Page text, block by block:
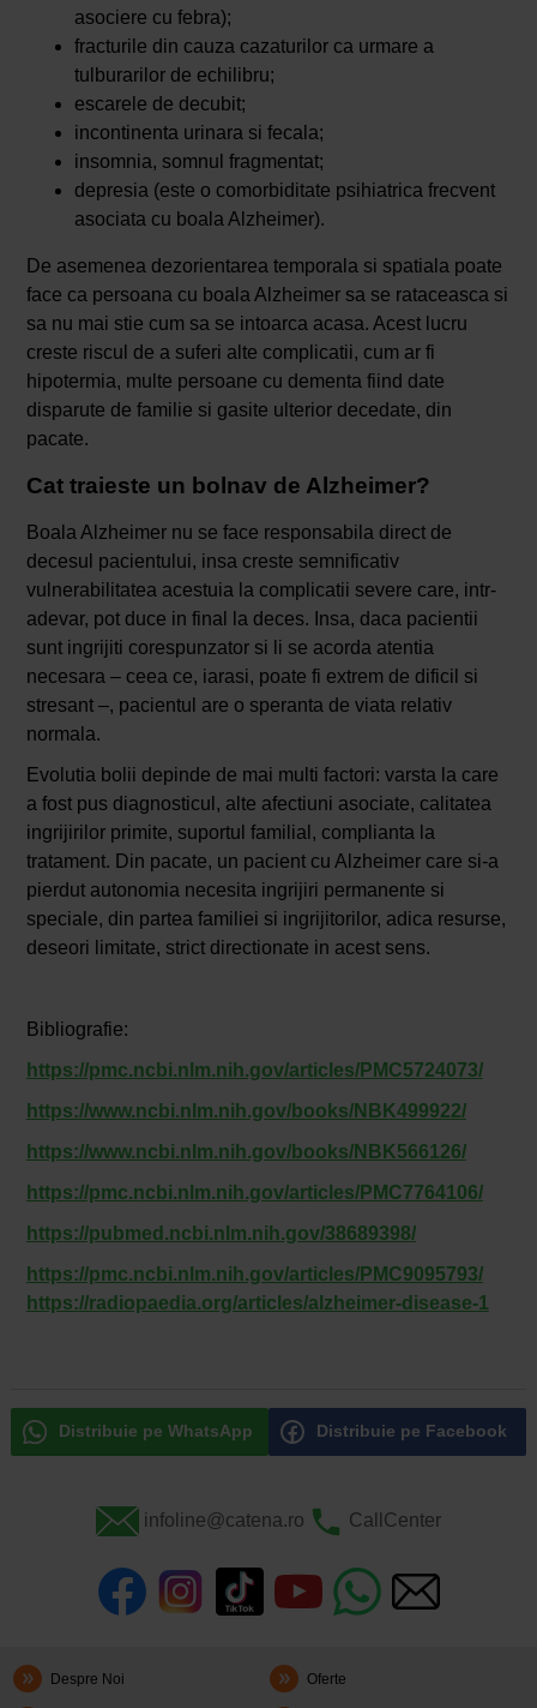
asociere cu febra);
fracturile din cauza cazaturilor ca urmare a
tulburarilor de echilibru;
escarele de decubit;
incontinenta urinara si fecala;
insomnia, somnul fragmentat;
depresia (este o comorbiditate psihiatrica frecvent
asociata cu boala Alzheimer).
De asemenea dezorientarea temporala si spatiala poate
face ca persoana cu boala Alzheimer sa se rataceasca si
sa nu mai stie cum sa se intoarca acasa. Acest lucru
creste riscul de a suferi alte complicatii, cum ar fi
hipotermia, multe persoane cu dementa fiind date
disparute de familie si gasite ulterior decedate, din
pacate.
Cat traieste un bolnav de Alzheimer?
Boala Alzheimer nu se face responsabila direct de
decesul pacientului, insa creste semnificativ
vulnerabilitatea acestuia la complicatii severe care, intr-
adevar, pot duce in final la deces. Insa, daca pacientii
sunt ingrijiti corespunzator si li se acorda atentia
necesara – ceea ce, iarasi, poate fi extrem de dificil si
stresant –, pacientul are o speranta de viata relativ
normala.
Evolutia bolii depinde de mai multi factori: varsta la care
a fost pus diagnosticul, alte afectiuni asociate, calitatea
ingrijirilor primite, suportul familial, complianta la
tratament. Din pacate, un pacient cu Alzheimer care si-a
pierdut autonomia necesita ingrijiri permanente si
speciale, din partea familiei si ingrijitorilor, adica resurse,
deseori limitate, strict directionate in acest sens.
Bibliografie:
https://pmc.ncbi.nlm.nih.gov/articles/PMC5724073/
https://www.ncbi.nlm.nih.gov/books/NBK499922/
https://www.ncbi.nlm.nih.gov/books/NBK566126/
https://pmc.ncbi.nlm.nih.gov/articles/PMC7764106/
https://pubmed.ncbi.nlm.nih.gov/38689398/
https://pmc.ncbi.nlm.nih.gov/articles/PMC9095793/
https://radiopaedia.org/articles/alzheimer-disease-1
Distribuie pe WhatsApp Distribuie pe Facebook
infoline@catena.ro CallCenter
Despre Noi Oferte